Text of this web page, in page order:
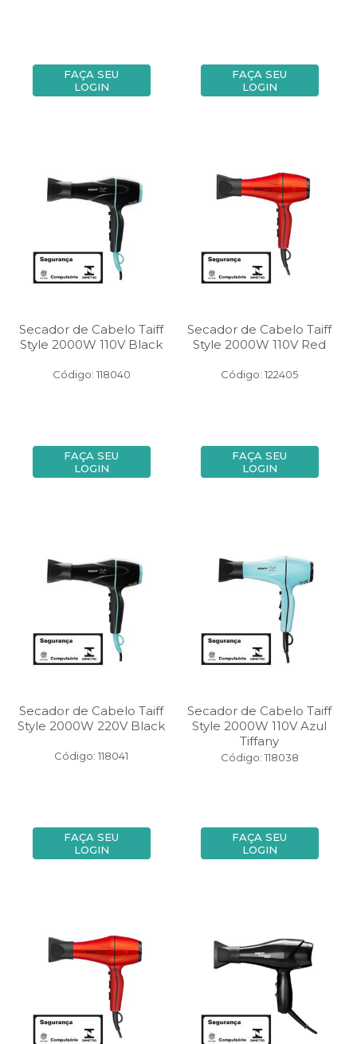
FAÇA SEU
LOGIN
FAÇA SEU
LOGIN
Secador de Cabelo Taiff
Style 2000W 110V Black
Código: 118040
FAÇA SEU
LOGIN
Secador de Cabelo Taiff
Style 2000W 110V Red
Código: 122405
FAÇA SEU
LOGIN
Secador de Cabelo Taiff
Style 2000W 220V Black
Código: 118041
FAÇA SEU
LOGIN
Secador de Cabelo Taiff
Style 2000W 110V Azul
Tiffany
Código: 118038
FAÇA SEU
LOGIN